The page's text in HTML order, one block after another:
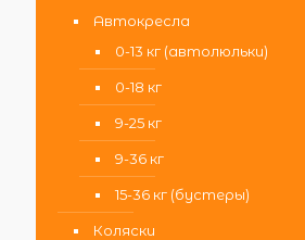
Автокресла
0-13 кг (автолюльки)
0-18 кг
9-25 кг
9-36 кг
15-36 кг (бустеры)
Коляски